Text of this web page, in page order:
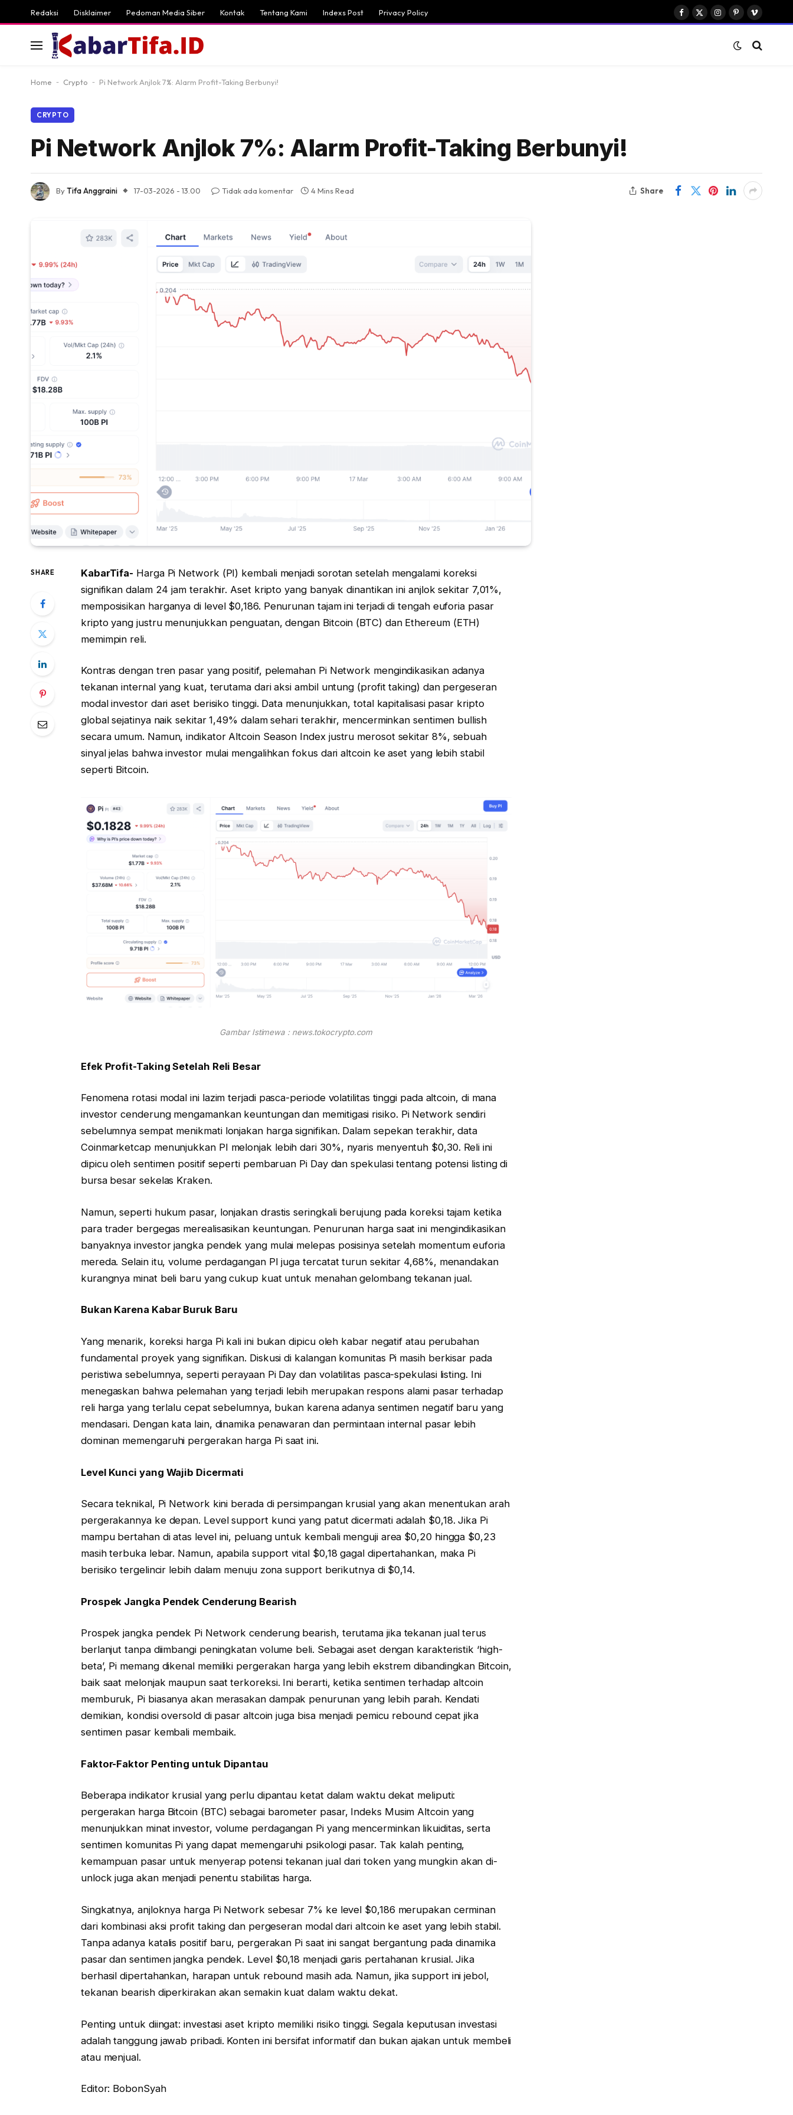
Redaksi Disklaimer Pedoman Media Siber Kontak Tentang Kami Indexs Post Privacy Policy
Facebook
X
Instagram
PinterestVimeo
Home - Crypto - Pi Network Anjlok 7%: Alarm Profit-Taking Berbunyi!
CRYPTO
Pi Network Anjlok 7%: Alarm Profit-Taking Berbunyi!
ByTifa Anggraini 17-03-2026 - 13.00 Tidak ada komentar 4 Mins Read Share
SHARE KabarTifa- Harga Pi Network (PI) kembali menjadi sorotan setelah mengalami koreksi
signifikan dalam 24 jam terakhir. Aset kripto yang banyak dinantikan ini anjlok sekitar 7,01%,
memposisikan harganya di level $0,186. Penurunan tajam ini terjadi di tengah euforia pasar
kripto yang justru menunjukkan penguatan, dengan Bitcoin (BTC) dan Ethereum (ETH)
memimpin reli.
Kontras dengan tren pasar yang positif, pelemahan Pi Network mengindikasikan adanya
tekanan internal yang kuat, terutama dari aksi ambil untung (profit taking) dan pergeseran
modal investor dari aset berisiko tinggi. Data menunjukkan, total kapitalisasi pasar kripto
global sejatinya naik sekitar 1,49% dalam sehari terakhir, mencerminkan sentimen bullish
secara umum. Namun, indikator Altcoin Season Index justru merosot sekitar 8%, sebuah
sinyal jelas bahwa investor mulai mengalihkan fokus dari altcoin ke aset yang lebih stabil
seperti Bitcoin.
Gambar Istimewa : news.tokocrypto.com
Efek Profit-Taking Setelah Reli Besar
Fenomena rotasi modal ini lazim terjadi pasca-periode volatilitas tinggi pada altcoin, di mana
investor cenderung mengamankan keuntungan dan memitigasi risiko. Pi Network sendiri
sebelumnya sempat menikmati lonjakan harga signifikan. Dalam sepekan terakhir, data
Coinmarketcap menunjukkan PI melonjak lebih dari 30%, nyaris menyentuh $0,30. Reli ini
dipicu oleh sentimen positif seperti pembaruan Pi Day dan spekulasi tentang potensi listing di
bursa besar sekelas Kraken.
Namun, seperti hukum pasar, lonjakan drastis seringkali berujung pada koreksi tajam ketika
para trader bergegas merealisasikan keuntungan. Penurunan harga saat ini mengindikasikan
banyaknya investor jangka pendek yang mulai melepas posisinya setelah momentum euforia
mereda. Selain itu, volume perdagangan PI juga tercatat turun sekitar 4,68%, menandakan
kurangnya minat beli baru yang cukup kuat untuk menahan gelombang tekanan jual.
Bukan Karena Kabar Buruk Baru
Yang menarik, koreksi harga Pi kali ini bukan dipicu oleh kabar negatif atau perubahan
fundamental proyek yang signifikan. Diskusi di kalangan komunitas Pi masih berkisar pada
peristiwa sebelumnya, seperti perayaan Pi Day dan volatilitas pasca-spekulasi listing. Ini
menegaskan bahwa pelemahan yang terjadi lebih merupakan respons alami pasar terhadap
reli harga yang terlalu cepat sebelumnya, bukan karena adanya sentimen negatif baru yang
mendasari. Dengan kata lain, dinamika penawaran dan permintaan internal pasar lebih
dominan memengaruhi pergerakan harga Pi saat ini.
Level Kunci yang Wajib Dicermati
Secara teknikal, Pi Network kini berada di persimpangan krusial yang akan menentukan arah
pergerakannya ke depan. Level support kunci yang patut dicermati adalah $0,18. Jika Pi
mampu bertahan di atas level ini, peluang untuk kembali menguji area $0,20 hingga $0,23
masih terbuka lebar. Namun, apabila support vital $0,18 gagal dipertahankan, maka Pi
berisiko tergelincir lebih dalam menuju zona support berikutnya di $0,14.
Prospek Jangka Pendek Cenderung Bearish
Prospek jangka pendek Pi Network cenderung bearish, terutama jika tekanan jual terus
berlanjut tanpa diimbangi peningkatan volume beli. Sebagai aset dengan karakteristik ‘high-
beta’, Pi memang dikenal memiliki pergerakan harga yang lebih ekstrem dibandingkan Bitcoin,
baik saat melonjak maupun saat terkoreksi. Ini berarti, ketika sentimen terhadap altcoin
memburuk, Pi biasanya akan merasakan dampak penurunan yang lebih parah. Kendati
demikian, kondisi oversold di pasar altcoin juga bisa menjadi pemicu rebound cepat jika
sentimen pasar kembali membaik.
Faktor-Faktor Penting untuk Dipantau
Beberapa indikator krusial yang perlu dipantau ketat dalam waktu dekat meliputi:
pergerakan harga Bitcoin (BTC) sebagai barometer pasar, Indeks Musim Altcoin yang
menunjukkan minat investor, volume perdagangan Pi yang mencerminkan likuiditas, serta
sentimen komunitas Pi yang dapat memengaruhi psikologi pasar. Tak kalah penting,
kemampuan pasar untuk menyerap potensi tekanan jual dari token yang mungkin akan di-
unlock juga akan menjadi penentu stabilitas harga.
Singkatnya, anjloknya harga Pi Network sebesar 7% ke level $0,186 merupakan cerminan
dari kombinasi aksi profit taking dan pergeseran modal dari altcoin ke aset yang lebih stabil.
Tanpa adanya katalis positif baru, pergerakan Pi saat ini sangat bergantung pada dinamika
pasar dan sentimen jangka pendek. Level $0,18 menjadi garis pertahanan krusial. Jika
berhasil dipertahankan, harapan untuk rebound masih ada. Namun, jika support ini jebol,
tekanan bearish diperkirakan akan semakin kuat dalam waktu dekat.
Penting untuk diingat: investasi aset kripto memiliki risiko tinggi. Segala keputusan investasi
adalah tanggung jawab pribadi. Konten ini bersifat informatif dan bukan ajakan untuk membeli
atau menjual.
Editor: BobonSyah